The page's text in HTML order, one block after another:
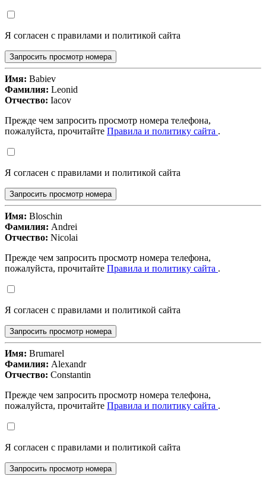
Я согласен с правилами и политикой сайта
Запросить просмотр номера
Имя: Babiev
Фамилия: Leonid
Отчество: Iacov
Прежде чем запросить просмотр номера телефона,
пожалуйста, прочитайте Правила и политику сайта .
Я согласен с правилами и политикой сайта
Запросить просмотр номера
Имя: Bloschin
Фамилия: Andrei
Отчество: Nicolai
Прежде чем запросить просмотр номера телефона,
пожалуйста, прочитайте Правила и политику сайта .
Я согласен с правилами и политикой сайта
Запросить просмотр номера
Имя: Brumarel
Фамилия: Alexandr
Отчество: Constantin
Прежде чем запросить просмотр номера телефона,
пожалуйста, прочитайте Правила и политику сайта .
Я согласен с правилами и политикой сайта
Запросить просмотр номера